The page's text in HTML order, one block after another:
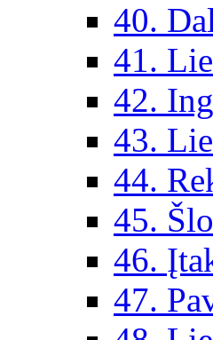
40.
41.
42.
43.
44.
45.
46.
47.